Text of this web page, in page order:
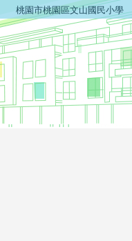
桃園市桃園區文山國民小學